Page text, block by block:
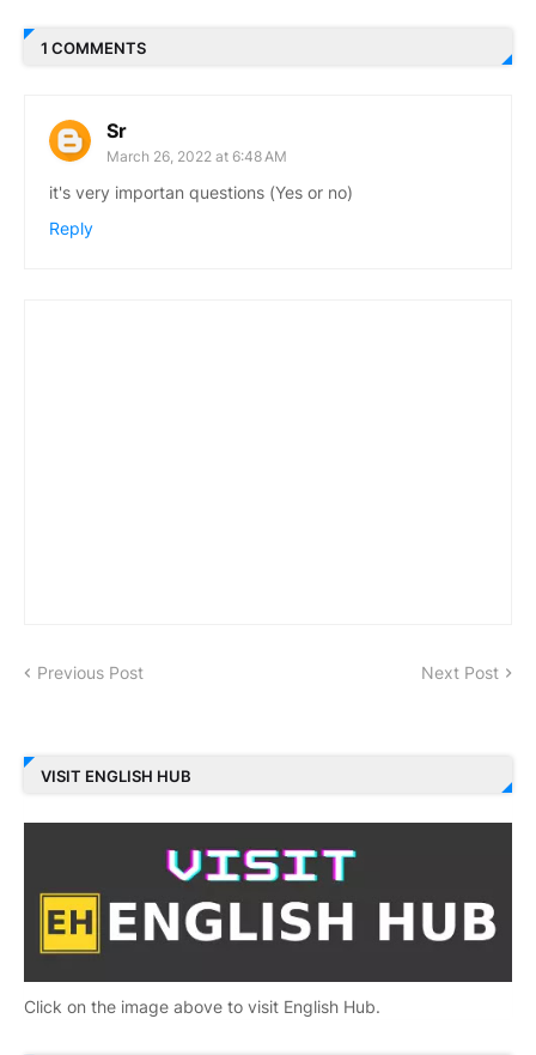
1 COMMENTS
Sr
March 26, 2022 at 6:48 AM
it's very importan questions (Yes or no)
Reply
Previous Post Next Post
VISIT ENGLISH HUB
Click on the image above to visit English Hub.